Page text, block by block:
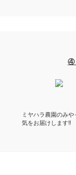
④
ミヤハラ農園のみ
気をお届けします‼